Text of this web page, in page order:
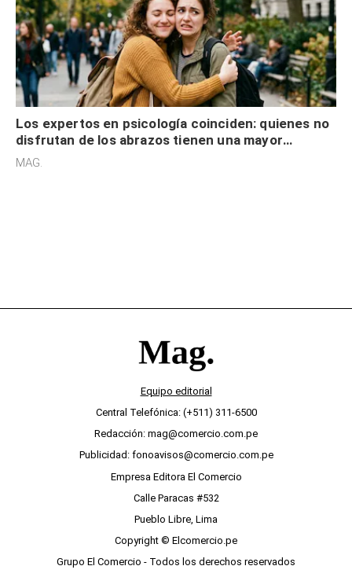
Los expertos en psicología coinciden: quienes no
disfrutan de los abrazos tienen una mayor
sensibilidad a los estímulos físicos y no es por
MAG.
Equipo editorial
Central Telefónica: (+511) 311-6500
Redacción: mag@comercio.com.pe
Publicidad: fonoavisos@comercio.com.pe
Empresa Editora El Comercio
Calle Paracas #532
Pueblo Libre, Lima
Copyright © Elcomercio.pe
Grupo El Comercio - Todos los derechos reservados